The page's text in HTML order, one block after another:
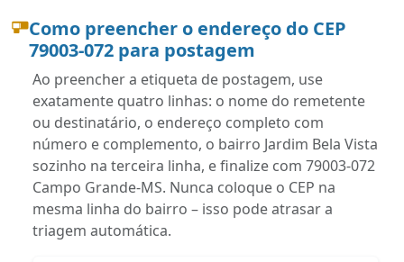
Como preencher o endereço do CEP
79003-072 para postagem
Ao preencher a etiqueta de postagem, use
exatamente quatro linhas: o nome do remetente
ou destinatário, o endereço completo com
número e complemento, o bairro Jardim Bela Vista
sozinho na terceira linha, e finalize com 79003-072
Campo Grande-MS. Nunca coloque o CEP na
mesma linha do bairro – isso pode atrasar a
triagem automática.